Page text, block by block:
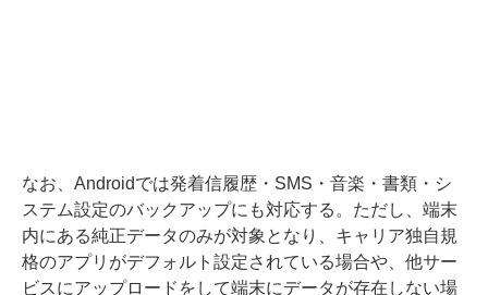
なお、Androidでは発着信履歴・SMS・音楽・書類・シ
ステム設定のバックアップにも対応する。ただし、端末
内にある純正データのみが対象となり、キャリア独自規
格のアプリがデフォルト設定されている場合や、他サー
ビスにアップロードをして端末にデータが存在しない場